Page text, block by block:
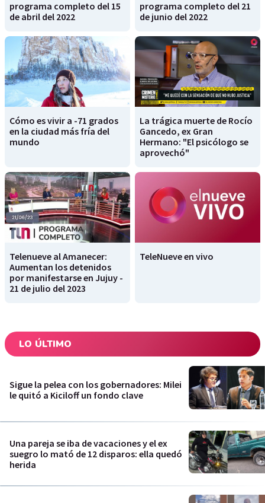
programa completo del 15
de abril del 2022
programa completo del 21
de junio del 2022
Cómo es vivir a -71 grados
en la ciudad más fría del
mundo
La trágica muerte de Rocío
Gancedo, ex Gran
Hermano: "El psicólogo se
aprovechó"
Telenueve al Amanecer:
Aumentan los detenidos
por manifestarse en Jujuy -
21 de julio del 2023
TeleNueve en vivo
LO ÚLTIMO
Sigue la pelea con los gobernadores: Milei
le quitó a Kiciloff un fondo clave
Una pareja se iba de vacaciones y el ex
suegro lo mató de 12 disparos: ella quedó
herida